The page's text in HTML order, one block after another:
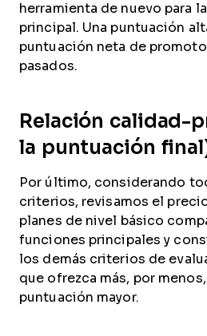
herramienta de nuevo para
principal. Una puntuación
puntuación neta de
pasados.
Relación calidad-
la puntuación
Por último, considerando
criterios, revisamos el
planes de nivel básico
funciones principales y
los demás criterios de
que ofrezca más, por
puntuación mayor.